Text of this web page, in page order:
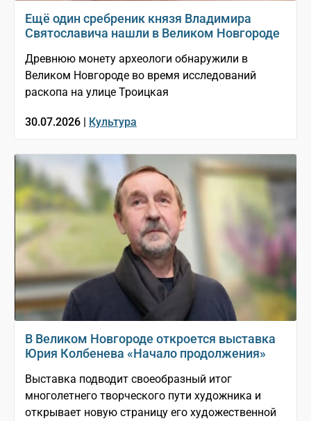
Ещё один сребреник князя Владимира
Святославича нашли в Великом Новгороде
Древнюю монету археологи обнаружили в
Великом Новгороде во время исследований
раскопа на улице Троицкая
30.07.2026 | Культура
В Великом Новгороде откроется выставка
Юрия Колбенева «Начало продолжения»
Выставка подводит своеобразный итог
многолетнего творческого пути художника и
открывает новую страницу его художественной